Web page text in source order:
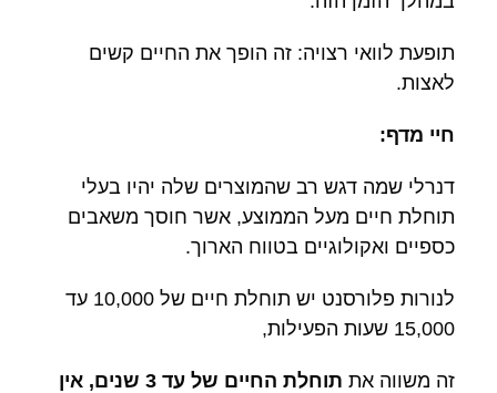
תופעת לוואי רצויה: זה הופך את החיים קשים
לאצות.
חיי מדף:
דנרלי שמה דגש רב שהמוצרים שלה יהיו בעלי
תוחלת חיים מעל הממוצע, אשר חוסך משאבים
כספיים ואקולוגיים בטווח הארוך.
לנורות פלורסנט יש תוחלת חיים של 10,000 עד
15,000 שעות הפעילות,
זה משווה את
תוחלת החיים של עד 3 שנים, אין